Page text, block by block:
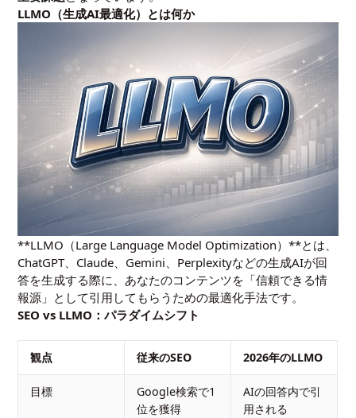
LLMO（生成AI最適化）とは何か
**LLMO（Large Language Model Optimization）**とは、
ChatGPT、Claude、Gemini、Perplexityなどの生成AIが回
答を生成する際に、あなたのコンテンツを「信頼できる情
報源」として引用してもらうための最適化手法です。
SEO vs LLMO：パラダイムシフト
観点 従来のSEO 2026年のLLMO
目標
Google検索で1
位を獲得
AIの回答内で引
用される